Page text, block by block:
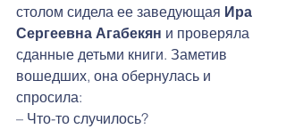
столом сидела ее заведующая Ира
Сергеевна Агабекян и проверяла
сданные детьми книги. Заметив
вошедших, она обернулась и
спросила:
– Что-то случилось?